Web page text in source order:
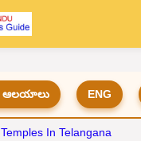
ఆలయాలు ENG
In Telangana